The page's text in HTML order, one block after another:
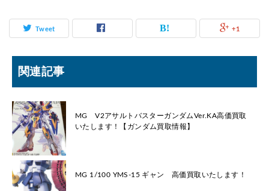
Tweet +1
関連記事
MG V2アサルトバスターガンダムVer.KA高価買取
いたします！【ガンダム買取情報】
MG 1/100 YMS-15 ギャン 高価買取いたします！